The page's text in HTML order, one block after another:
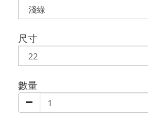
尺寸
數量